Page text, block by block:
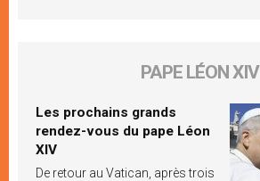
PAPE LÉON XIV
Les prochains grands
rendez-vous du pape Léon
XIV
De retour au Vatican, après trois